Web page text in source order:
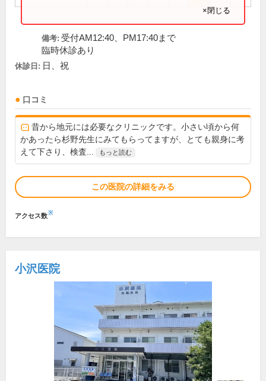
×閉じる
備考: 受付AM12:40、PM17:40まで
臨時休診あり
休診日: 日、祝
口コミ
昔から地元には必要なクリニックです。小さい頃から何
かあったら杉野先生にみてもらってますが、とても親身に考
えて下さり、検査...
もっと読む
この医院の詳細をみる
アクセス数※
小沢医院